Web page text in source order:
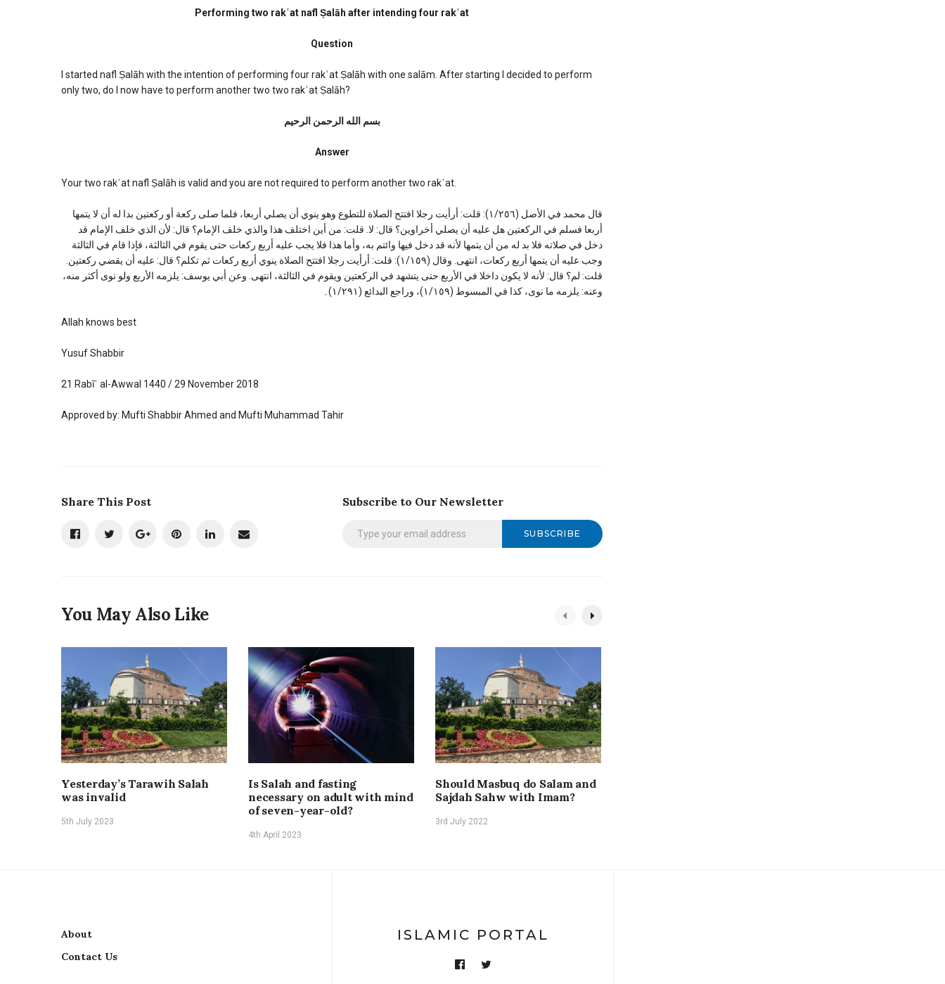
two
four
Performing two rakʿat nafl Ṣalāh after intending four rakʿat
Question
I started nafl Ṣalāh with the intention of performing four rakʿat Ṣalāh with one salām. After starting I decided to perform
only two, do I now have to perform another two two rakʿat Ṣalāh?
بسم الله الرحمن الرحیم
Answer
Your two rakʿat nafl Ṣalāh is valid and you are not required to perform another two rakʿat.
قال محمد في الأصل (١/٢٥٦): قلت: أرأيت رجلا افتتح الصلاة للتطوع وهو ينوي أن يصلي أربعا، فلما صلى ركعة أو ركعتين بدا له أن لا يتمها
أربعا فسلم في الركعتين هل عليه أن يصلي أخراوين؟ قال: لا. قلت: من أين اختلف هذا والذي خلف الإمام؟ قال: لأن الذي خلف الإمام قد
دخل في صلاته فلا بد له من أن يتمها لأنه قد دخل فيها وائتم به، وأما هذا فلا يجب عليه أربع ركعات حتى يقوم في الثالثة، فإذا قام في الثالثة
وجب عليه أن يتمها أربع ركعات، انتهى. وقال (١/١٥٩): قلت: أرأيت رجلا افتتح الصلاة ينوي أربع ركعات ثم تكلم؟ قال: عليه أن يقضي ركعتين.
قلت: لم؟ قال: لأنه لا يكون داخلا في الأربع حتى يتشهد في الركعتين ويقوم في الثالثة، انتهى. وعن أبي يوسف: يلزمه الأربع ولو نوى أكثر منه،
وعنه: يلزمه ما نوى، كذا في المبسوط (١/١٥٩)، وراجع البدائع (١/٢٩١)۔
Allah knows best
Yusuf Shabbir
21 Rabīʿ al-Awwal 1440 / 29 November 2018
Approved by: Mufti Shabbir Ahmed and Mufti Muhammad Tahir
Share This Post Subscribe to Our Newsletter
SUBSCRIBE
You May Also Like
Yesterday’s Tarawih Salah
was invalid
5th July 2023
Is Salah and fasting
necessary on adult with mind
of seven-year-old?
4th April 2023
Should Masbuq do Salam and
Sajdah Sahw with Imam?
3rd July 2022
About
Contact Us
ISLAMIC PORTAL